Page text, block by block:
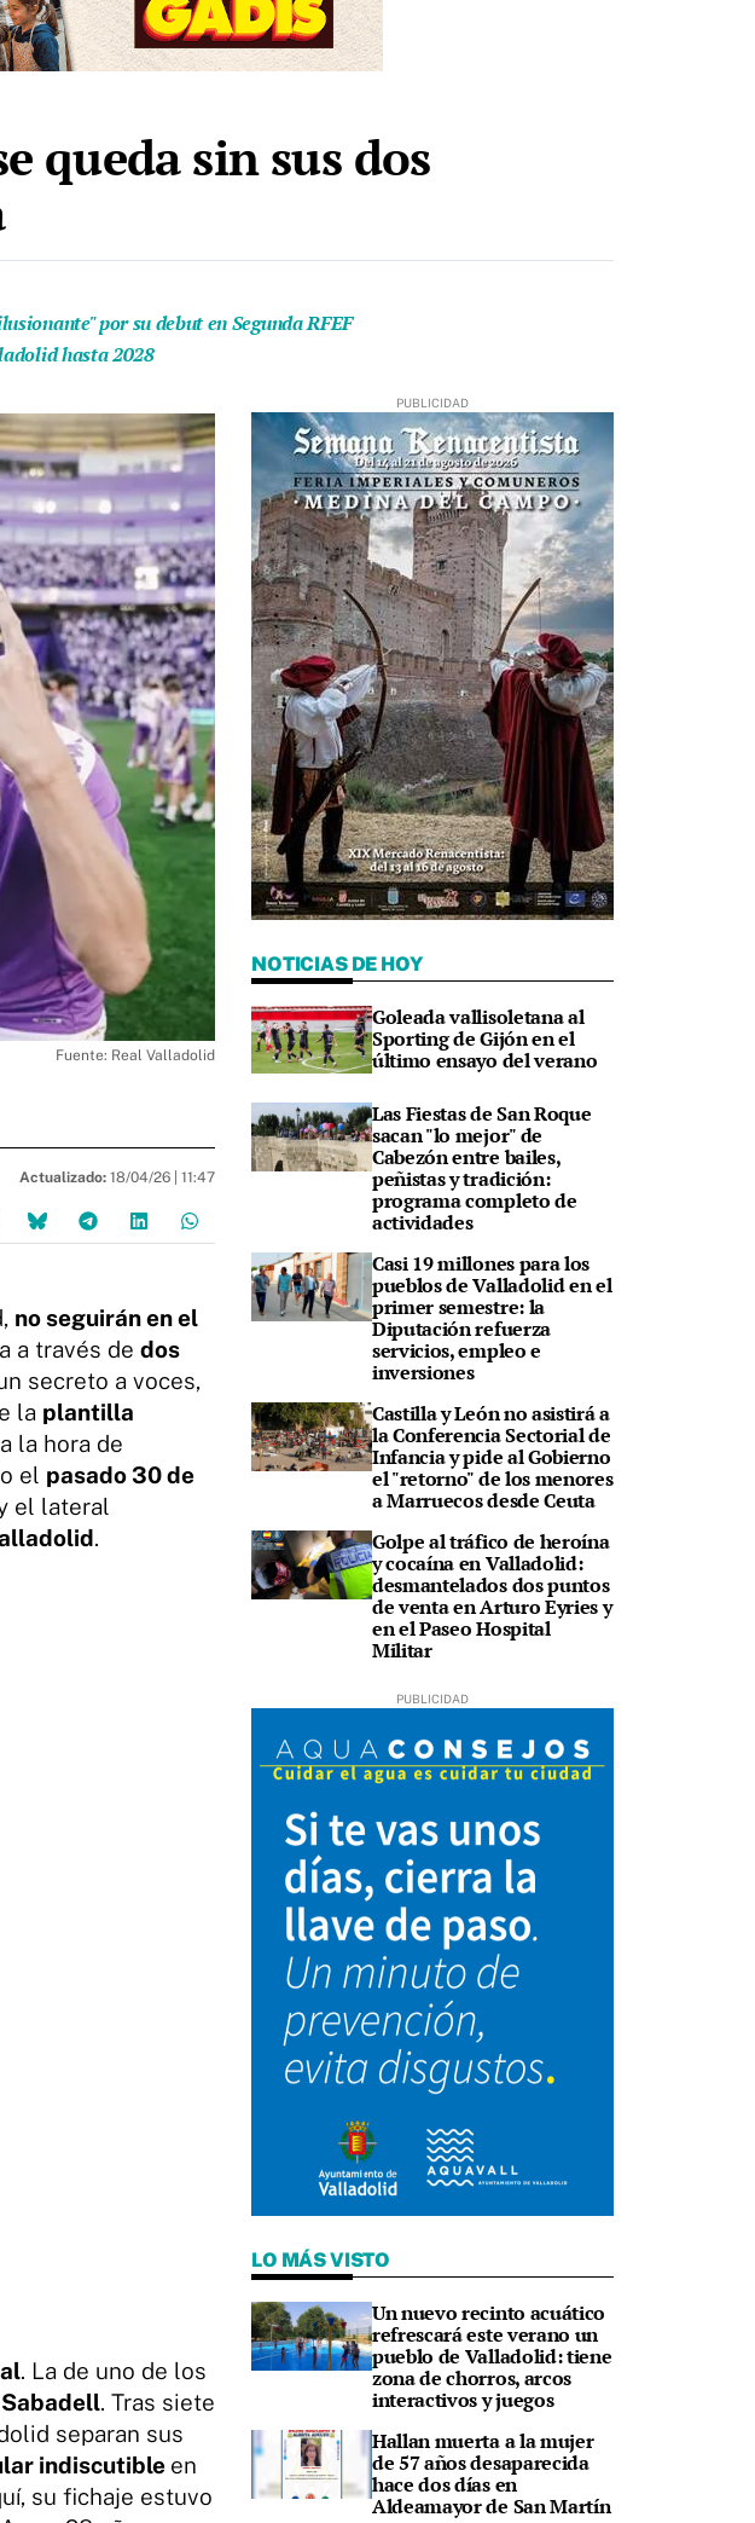
queda sin sus dos
por su debut en Segunda RFEF
hasta 2028
Fuente: Real Valladolid
Actualizado: 18/04/26 | 11:47
no seguirán en el
a través de dos
secreto a voces,
la plantilla
la hora de
el pasado 30 de
el lateral
.
. La de uno de los
. Tras siete
separan sus
indiscutible en
su fichaje estuvo
NOTICIAS DE HOY
Goleada vallisoletana al
Sporting de Gijón en el
último ensayo del verano
Las Fiestas de San Roque
sacan "lo mejor" de
Cabezón entre bailes,
peñistas y tradición:
programa completo de
actividades
Casi 19 millones para los
pueblos de Valladolid en el
primer semestre: la
Diputación refuerza
servicios, empleo e
inversiones
Castilla y León no asistirá a
la Conferencia Sectorial de
Infancia y pide al Gobierno
el "retorno" de los menores
a Marruecos desde Ceuta
Golpe al tráfico de heroína
y cocaína en Valladolid:
desmantelados dos puntos
de venta en Arturo Eyries y
en el Paseo Hospital
Militar
LO MÁS VISTO
Un nuevo recinto acuático
refrescará este verano un
pueblo de Valladolid: tiene
zona de chorros, arcos
interactivos y juegos
Hallan muerta a la mujer
de 57 años desaparecida
hace dos días en
Aldeamayor de San Martín